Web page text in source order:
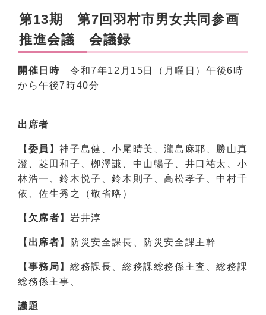
第13期 第7回羽村市男女共同参画
推進会議 会議録
開催日時 令和7年12月15日（月曜日）午後6時
から午後7時40分
出席者
【委員】神子島健、小尾晴美、瀧島麻耶、勝山真
澄、菱田和子、栁澤謙、中山暢子、井口祐太、小
林浩一、鈴木悦子、鈴木則子、高松孝子、中村千
依、佐生秀之（敬省略）
【欠席者】 岩井淳
【出席者】 防災安全課長、防災安全課主幹
【事務局】 総務課長、総務課総務係主査、総務課
総務係主事、
議題